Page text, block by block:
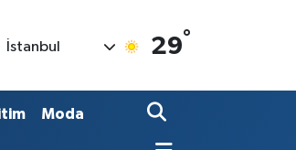
İstanbul 29°
Moda